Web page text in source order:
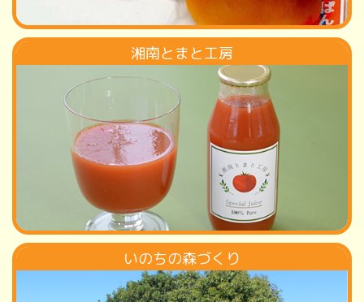
湘南とまと工房
いのちの森づくり